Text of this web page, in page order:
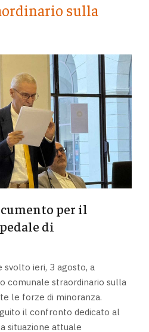
sulla
per il
di
svolto ieri, 3 agosto, a
comunale straordinario sulla
le forze di minoranza.
il confronto dedicato al
situazione attuale